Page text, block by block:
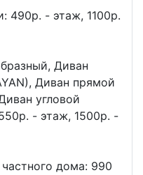
490р. - этаж, 1100р.
Диван
Диван прямой
угловой
- этаж, 1500р. -
дома: 990